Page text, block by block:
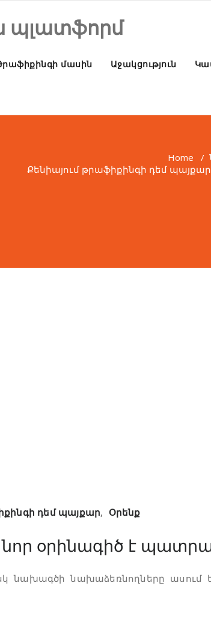
պլատֆորմ
մասին Աջակցություն
Home /
Քենիայում թրաֆիքինգի դեմ
դեմ պայքար, Օրենք
օրինագիծ է
նախագծի նախաձեռնողները ասում